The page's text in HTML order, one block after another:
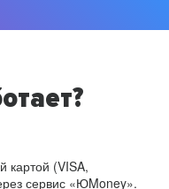
картой (VISA,
сервис «ЮMoney».